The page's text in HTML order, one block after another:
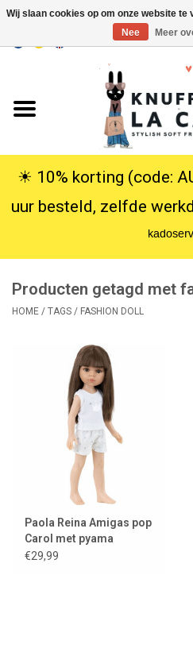
USD
Knuffels
Poppen
SALE
☀︎ 10% korting (code:
uur besteld, zelfde
Producten getagd met
HOME / TAGS / FASHION DOLL
Paola Reina Amigas pop
Carol met pyama
€29,99
Wij slaan cookies op om onze website
Nee
Meer